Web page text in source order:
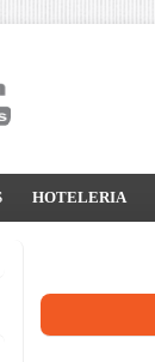
HOTELERIA